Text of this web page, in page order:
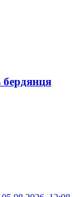
бердянця